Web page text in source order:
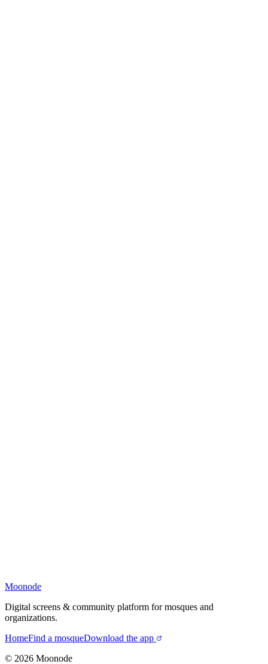
Moonode
Digital screens & community platform for mosques and
organizations.
HomeFind a mosqueDownload the app
© 2026 Moonode